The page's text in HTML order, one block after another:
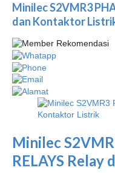
Minilec S2VMR3
dan Kontaktor
Minilec
RELAYS Relay